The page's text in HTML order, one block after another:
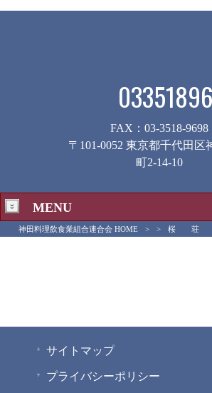
FAX：03-3518-9698
〒101-0052 東京都千代田区
町2-14-10
MENU
神田料理飲食業組合連合会 HOME > > 桜 荘
サイトマップ
プライバシーポリシー